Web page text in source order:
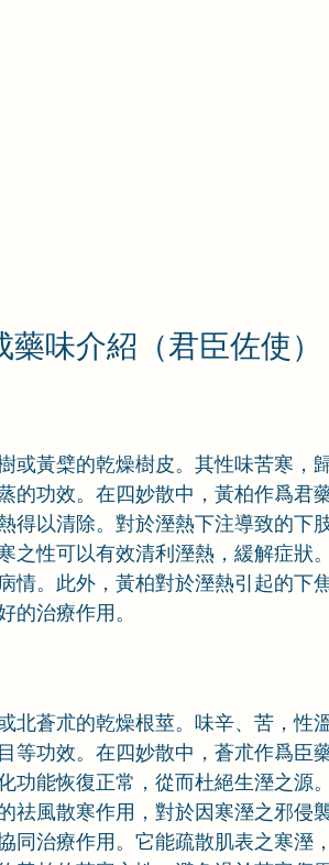
味介紹（君臣佐使）
或黃檗的乾燥樹皮。其性味苦寒，
的功效。在四妙散中，黃柏作爲君
得以清除。對於溼熱下注導致的下
之性可以有效清利溼熱，緩解症狀
情。此外，黃柏對於溼熱引起的下
的治療作用。
北蒼朮的乾燥根莖。味辛、苦，性
等功效。在四妙散中，蒼朮作爲臣
功能恢復正常，從而杜絕生溼之源
祛風散寒作用，對於因寒溼之邪侵
同治療作用。它能疏散肌表之寒溼